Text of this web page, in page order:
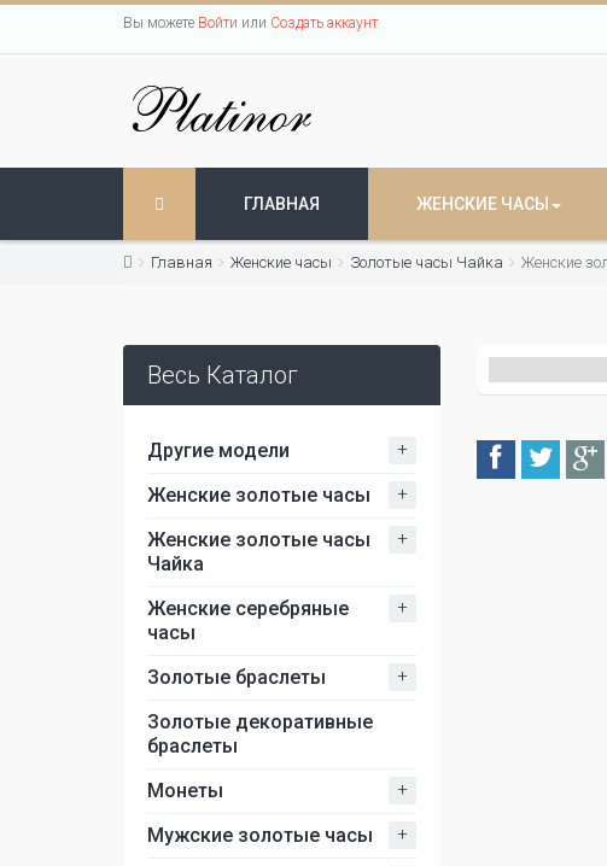
Вы можете Войти или Создать аккаунт
ГЛАВНАЯ ЖЕНСКИЕ ЧАСЫ
Главная Женские часы Золотые часы Чайка Женские
Весь Каталог
Другие модели +
Женские золотые часы +
Женские золотые часы
Чайка
+
Женские серебряные
часы
+
Золотые браслеты +
Золотые декоративные
браслеты
Монеты
+
Мужские золотые часы +